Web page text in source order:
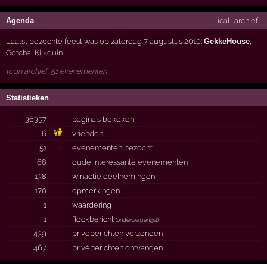
Agenda ical· archief
Laatst bezochte feest was op zaterdag 7 augustus 2010:GekkeHouse
Gotcha Kijkduin
toon archief, 51 evenementen
Statistieken
36357 ·
pagina's bekeken
6
vrienden
51
·
evenementen bezocht
68
·
oude interessante evenementen
138
·
winactie deelnemingen
170
·
opmerkingen
1
·
waardering
1
· flockbericht(onderwerpenlijst)
439 ·
privéberichten verzonden
467
· privéberichten ontvangen